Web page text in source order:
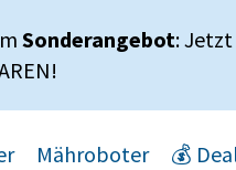
Sonderangebot: Jetzt
Mähroboter 💰